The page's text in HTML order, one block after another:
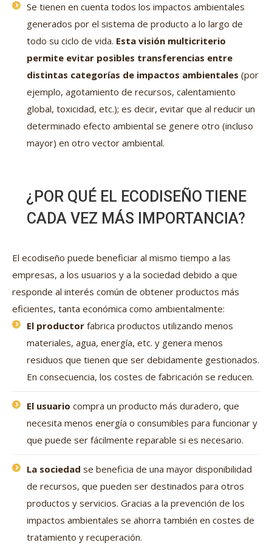
Se tienen en cuenta todos los impactos ambientales
generados por el sistema de producto a lo largo de
todo su ciclo de vida. Esta visión multicriterio
permite evitar posibles transferencias entre
distintas categorías de impactos ambientales (por
ejemplo, agotamiento de recursos, calentamiento
global, toxicidad, etc.); es decir, evitar que al reducir un
determinado efecto ambiental se genere otro (incluso
mayor) en otro vector ambiental.
¿POR QUÉ EL ECODISEÑO TIENE
CADA VEZ MÁS IMPORTANCIA?
El ecodiseño puede beneficiar al mismo tiempo a las
empresas, a los usuarios y a la sociedad debido a que
responde al interés común de obtener productos más
eficientes, tanta económica como ambientalmente:
El productor fabrica productos utilizando menos
materiales, agua, energía, etc. y genera menos
residuos que tienen que ser debidamente gestionados.
En consecuencia, los costes de fabricación se reducen.
El usuario compra un producto más duradero, que
necesita menos energía o consumibles para funcionar y
que puede ser fácilmente reparable si es necesario.
La sociedad se beneficia de una mayor disponibilidad
de recursos, que pueden ser destinados para otros
productos y servicios. Gracias a la prevención de los
impactos ambientales se ahorra también en costes de
tratamiento y recuperación.